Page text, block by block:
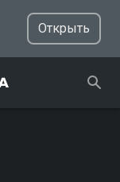
Открыть